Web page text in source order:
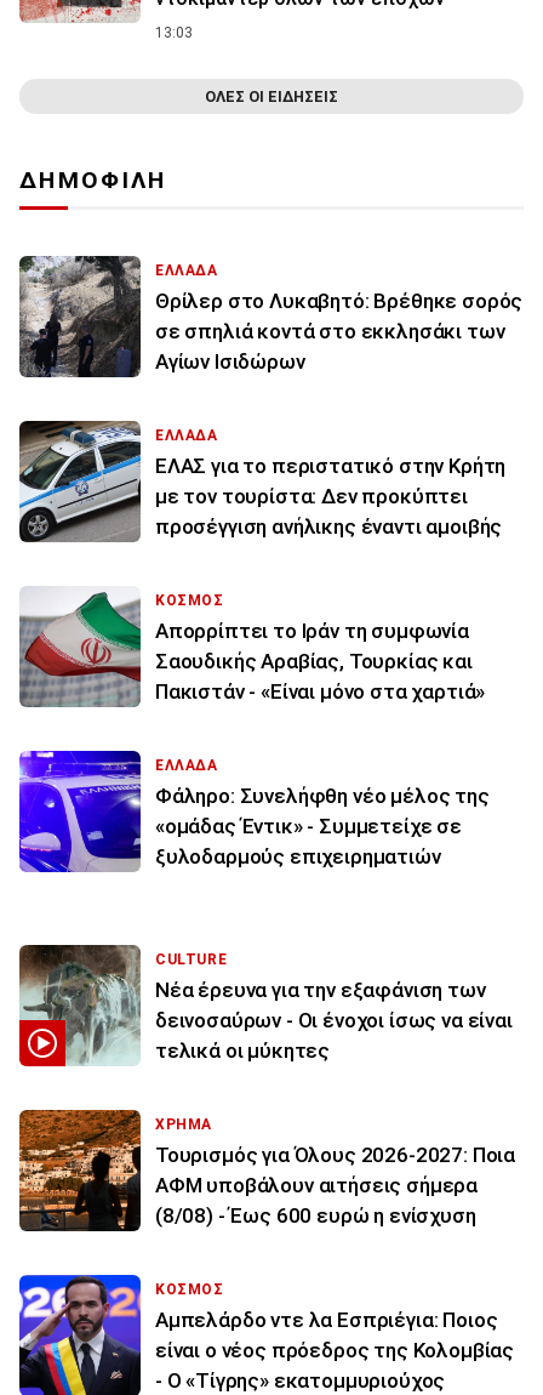
13:03
ΟΛΕΣ ΟΙ ΕΙΔΗΣΕΙΣ
ΔΗΜΟΦΙΛΗ
ΕΛΛΑΔΑ
Θρίλερ στο Λυκαβητό: Βρέθηκε σορός
σε σπηλιά κοντά στο εκκλησάκι των
Αγίων Ισιδώρων
ΕΛΛΑΔΑ
ΕΛΑΣ για το περιστατικό στην Κρήτη
με τον τουρίστα: Δεν προκύπτει
προσέγγιση ανήλικης έναντι αμοιβής
ΚΟΣΜΟΣ
Απορρίπτει το Ιράν τη συμφωνία
Σαουδικής Αραβίας, Τουρκίας και
Πακιστάν - «Είναι μόνο στα χαρτιά»
ΕΛΛΑΔΑ
Φάληρο: Συνελήφθη νέο μέλος της
«ομάδας Έντικ» - Συμμετείχε σε
ξυλοδαρμούς επιχειρηματιών
CULTURE
Νέα έρευνα για την εξαφάνιση των
δεινοσαύρων - Οι ένοχοι ίσως να είναι
τελικά οι μύκητες
ΧΡΗΜΑ
Τουρισμός για Όλους 2026-2027: Ποια
ΑΦΜ υποβάλουν αιτήσεις σήμερα
(8/08) - Έως 600 ευρώ η ενίσχυση
ΚΟΣΜΟΣ
Αμπελάρδο ντε λα Εσπριέγια: Ποιος
είναι ο νέος πρόεδρος της Κολομβίας
- Ο «Τίγρης» εκατομμυριούχος